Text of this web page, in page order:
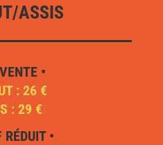
ASSIS
•
: 26 €
: 29 €
RÉDUIT •